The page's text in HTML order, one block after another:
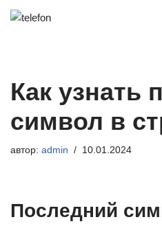
Как узнать
символ в
автор: admin 10.01.2024
Последний